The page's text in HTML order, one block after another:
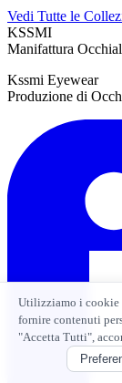
Vedi Tutte le
KSSMI
Manifattura
Kssmi Eyewear
Produzione di
Utilizziamo i cookie
fornire contenuti
"Accetta Tutti",